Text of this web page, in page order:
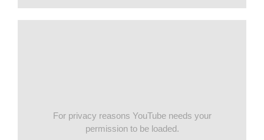
For privacy reasons YouTube needs your
permission to be loaded.